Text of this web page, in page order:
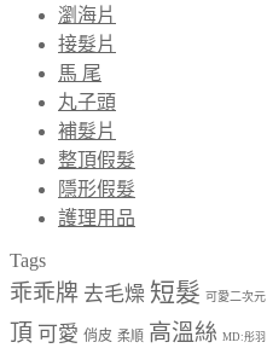
瀏海片
接髮片
馬 尾
丸子頭
補髮片
整頂假髮
隱形假髮
護理用品
Tags
乖乖牌 去毛燥 短髮 可愛二次元
頂 可愛 俏皮 柔順 高溫絲 MD:彤羽